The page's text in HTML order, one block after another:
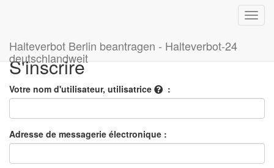
Halteverbot Berlin beantragen - Halteverbot-24
deutschlandweit
S'inscrire
Votre nom d'utilisateur, utilisatrice
Adresse de messagerie électronique